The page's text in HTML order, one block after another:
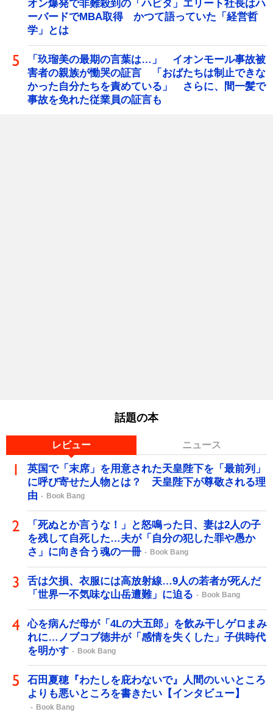
オン爆発で非難殺到の「ハビタ」エリート社長はハ
ーバードでMBA取得 かつて語っていた「経営哲
学」とは
「玖瑠美の最期の言葉は…」 イオンモール事故被
害者の親族が慟哭の証言 「おばたちは制止できな
かった自分たちを責めている」 さらに、間一髪で
事故を免れた従業員の証言も
話題の本
レビュー ニュース
英国で「末席」を用意された天皇陛下を「最前列」
に呼び寄せた人物とは？ 天皇陛下が尊敬される理
由
Book Bang
「死ぬとか言うな！」と怒鳴った日、妻は2人の子
を残して自死した…夫が「自分の犯した罪や愚か
さ」に向き合う魂の一冊
Book Bang
舌は欠損、衣服には高放射線…9人の若者が死んだ
「世界一不気味な山岳遭難」に迫る
Book Bang
心を病んだ母が「4Lの大五郎」を飲み干しゲロまみ
れに…ノブコブ徳井が「感情を失くした」子供時代
を明かす
Book Bang
石田夏穂『わたしを庇わないで』人間のいいところ
よりも悪いところを書きたい【インタビュー】
Book Bang